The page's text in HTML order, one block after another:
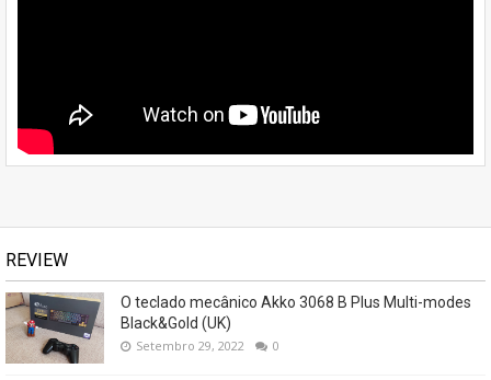
REVIEW
O teclado mecânico Akko 3068 B Plus Multi-modes
Black&Gold (UK)
Setembro 29, 2022 0